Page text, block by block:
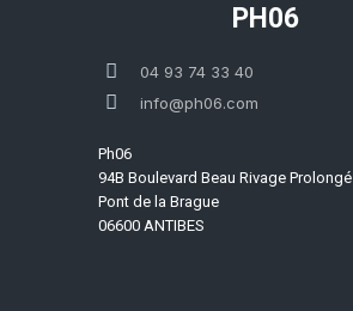
PH06
04 93 74 33 40
info@ph06.com
Ph06
94B Boulevard Beau Rivage Prolongé
Pont de la Brague
06600 ANTIBES